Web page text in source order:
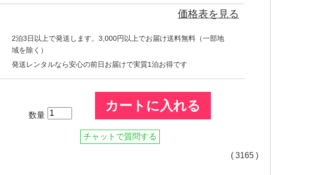
価格表を見る
2泊3日以上で発送します。3,000円以上でお届け送料無料（一部地
域を除く）
発送レンタルなら安心の前日お届けで実質1泊お得です
数量
カートに入れる
チャットで質問する
( 3165 )